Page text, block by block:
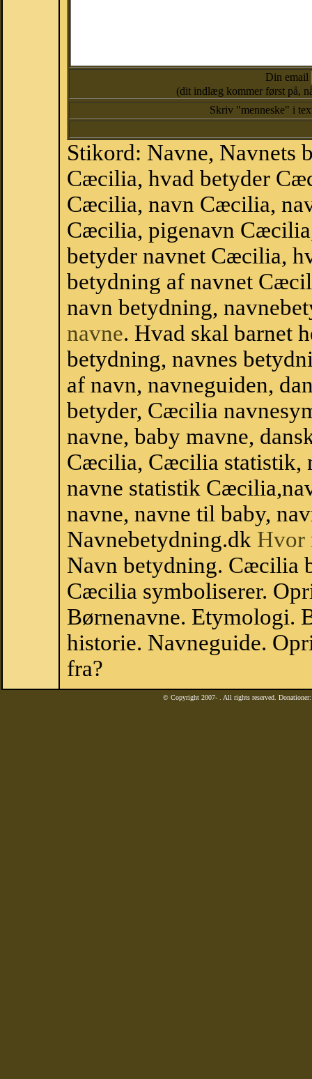
Din email
(dit indlæg kommer først på,
Skriv "menneske" i
Stikord: Navne, Navnets
Cæcilia, hvad betyder
Cæcilia, navn Cæcilia,
Cæcilia, pigenavn
betyder navnet Cæcilia,
betydning af navnet
navn betydning,
navne. Hvad skal barnet
betydning, navnes
af navn, navneguiden,
betyder, Cæcilia
navne, baby mavne,
Cæcilia, Cæcilia statistik,
navne statistik
navne, navne til baby,
Navnebetydning.dk Hvor
Navn betydning. Cæcilia
Cæcilia symboliserer.
Børnenavne. Etymologi.
historie. Navneguide.
fra?
© Copyright 2007- . All rights reserved.